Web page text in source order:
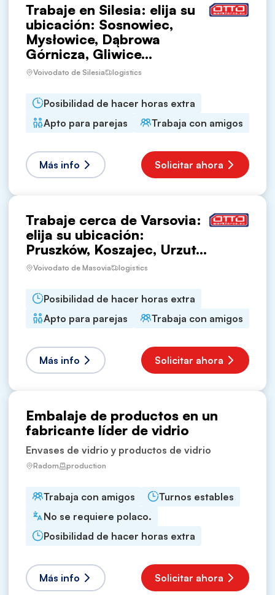
Trabaje en Silesia: elija su
ubicación: Sosnowiec,
Mysłowice, Dąbrowa
Górnicza, Gliwice...
Voivodato de Silesia logistics
Posibilidad de hacer horas extra
Apto para parejas
Trabaja con amigos
Más info Solicitar ahora
Trabaje cerca de Varsovia:
elija su ubicación:
Pruszków, Koszajec, Urzut...
Voivodato de Masovia logistics
Posibilidad de hacer horas extra
Apto para parejas
Trabaja con amigos
Más info Solicitar ahora
Embalaje de productos en un
fabricante líder de vidrio
Envases de vidrio y productos de vidrio
Radom production
Trabaja con amigos
Turnos estables
No se requiere polaco.
Posibilidad de hacer horas extra
Más info Solicitar ahora